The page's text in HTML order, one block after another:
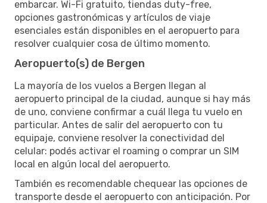
embarcar. Wi-Fi gratuito, tiendas duty-free,
opciones gastronómicas y artículos de viaje
esenciales están disponibles en el aeropuerto para
resolver cualquier cosa de último momento.
Aeropuerto(s) de Bergen
La mayoría de los vuelos a Bergen llegan al
aeropuerto principal de la ciudad, aunque si hay más
de uno, conviene confirmar a cuál llega tu vuelo en
particular. Antes de salir del aeropuerto con tu
equipaje, conviene resolver la conectividad del
celular: podés activar el roaming o comprar un SIM
local en algún local del aeropuerto.
También es recomendable chequear las opciones de
transporte desde el aeropuerto con anticipación. Por